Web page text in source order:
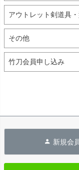
アウトレット剣道具
その他
竹刀会員申し込み
新規会